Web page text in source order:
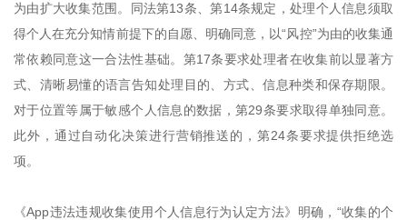
为由扩大收集范围。同法第13条、第14条规定，处理个人信息须取
得个人在充分知情前提下的自愿、明确同意，以“风控”为由的收集通
常依赖同意这一合法性基础。第17条要求处理者在收集前以显著方
式、清晰易懂的语言告知处理目的、方式、信息种类和保存期限。
对于位置等属于敏感个人信息的数据，第29条要求取得单独同意。
此外，通过自动化决策进行营销推送的，第24条要求提供拒绝选
项。
《App违法违规收集使用个人信息行为认定方法》明确，“收集的个